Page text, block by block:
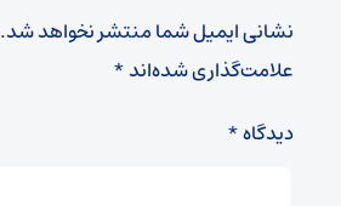
نشانی ایمیل شما منتشر نخواهد شد.
علامت‌گذاری شده‌اند*
دیدگاه*